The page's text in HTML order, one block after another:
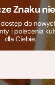
Znaku
do
i polecenia
dla Ciebie.